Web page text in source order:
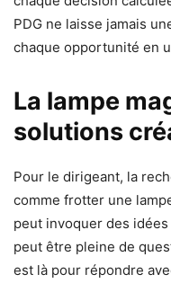
PDG ne laisse jamais
chaque opportunité en
La lampe
solutions
Pour le dirigeant, la
comme frotter une
peut invoquer des
peut être pleine de
est là pour répondre